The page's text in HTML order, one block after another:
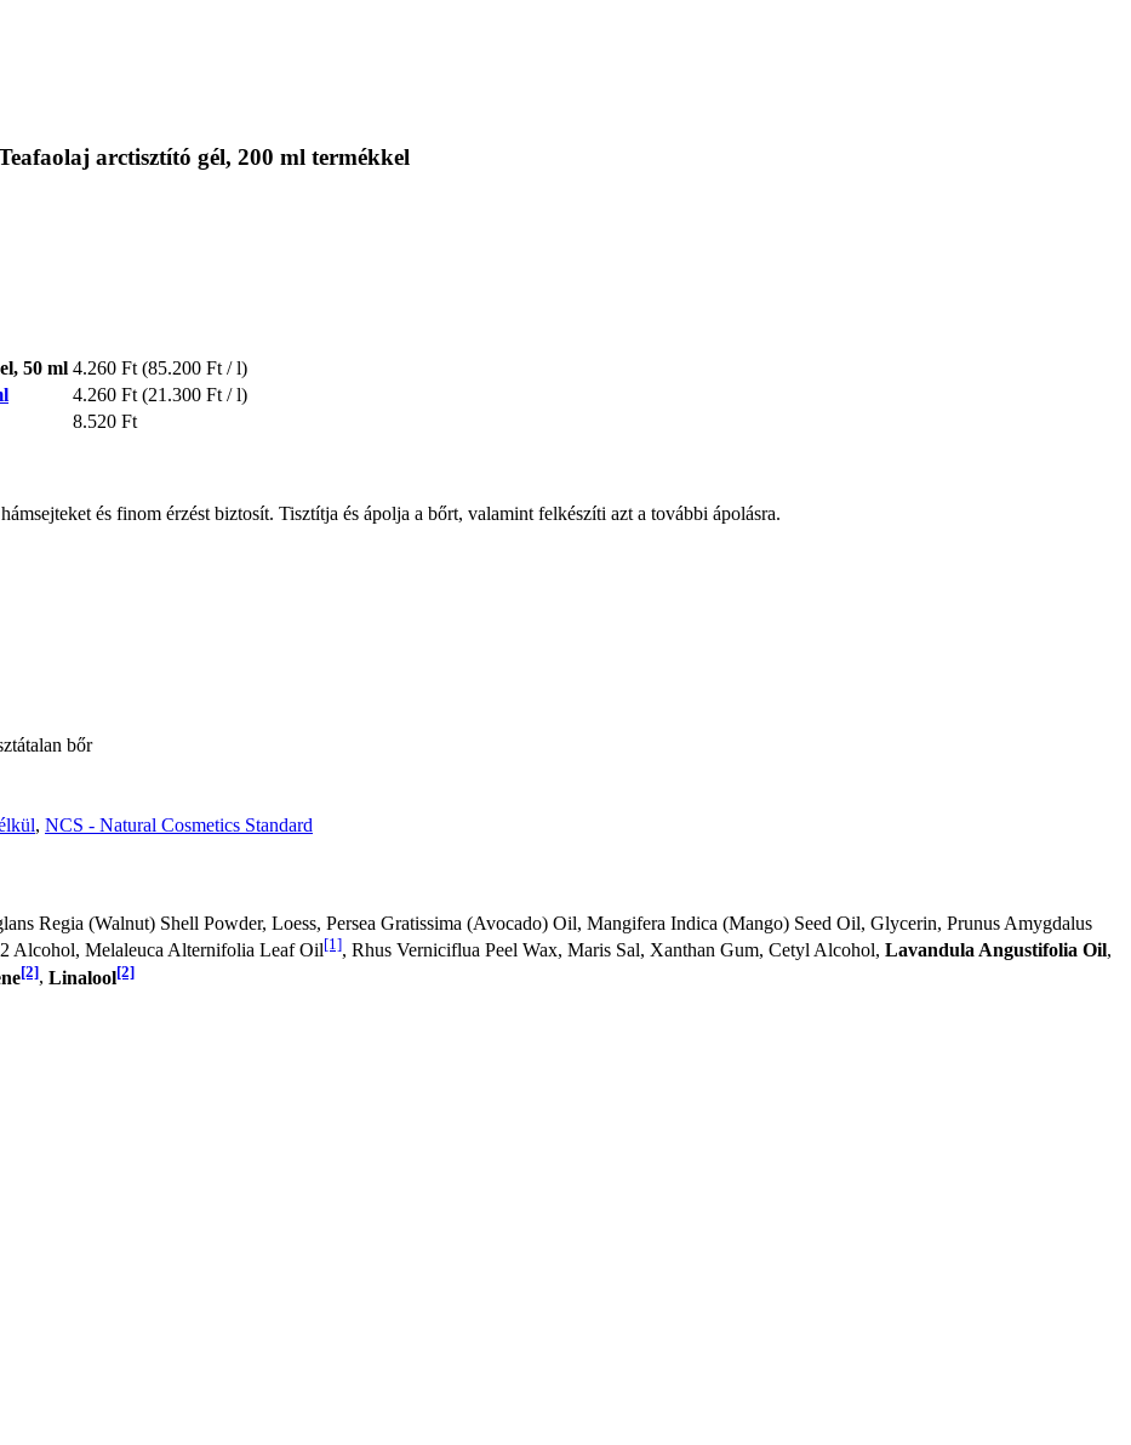
arctisztító gél, 200 ml termékkel
50 ml 4.260 Ft (85.200 Ft / l)
4.260 Ft (21.300 Ft / l)
8.520 Ft
és finom érzést biztosít. Tisztítja és ápolja a bőrt, valamint felkészíti azt a további ápolásra.
bőr
, NCS - Natural Cosmetics Standard
Regia (Walnut) Shell Powder, Loess, Persea Gratissima (Avocado) Oil, Mangifera Indica (Mango) Seed Oil, Glycerin, Prunus Amygdalus
Alcohol, Melaleuca Alternifolia Leaf Oil[1], Rhus Verniciflua Peel Wax, Maris Sal, Xanthan Gum, Cetyl Alcohol, Lavandula Angustifolia Oil,
[2], Linalool[2]